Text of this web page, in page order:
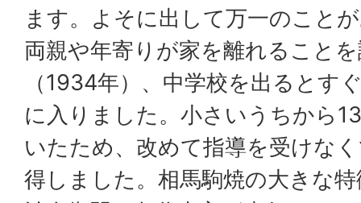
ます。よそに出して万一のこと
両親や年寄りが家を離れること
（1934年）、中学校を出るとす
に入りました。小さいうちから
いたため、改めて指導を受けな
得しました。相馬駒焼の大きな